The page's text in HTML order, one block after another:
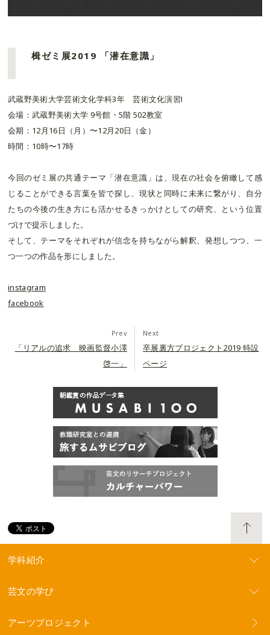
楫ゼミ展2019 「潜在意識」
武蔵野美術大学芸術文化学科3年 芸術文化演習Ⅰ
会場：武蔵野美術大学 9号館・5階 502教室
会期：12月16日（月）〜12月20日（金）
時間：10時〜17時
今回のゼミ展の共通テーマ「潜在意識」は、現在の社会を俯瞰して感
じることができる言葉を皆で探し、現状と同時に未来に繋がり、自分
たちの今後の生き方にも活かせるきっかけとしての研究、という位置
づけで提示しました。
そして、テーマをそれぞれが信念を持ちながら解釈、発想しつつ、一
つ一つの作品を形にしました。
instagram
facebook
Prev
「リアルの追求 映画監督小澤
啓一」
Next
卒展裏方プロジェクト2019 特設
ページ
学科紹介
芸文の学び
アーツプロジェクト